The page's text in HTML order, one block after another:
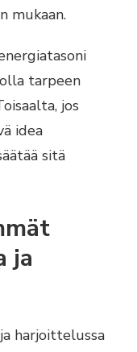
mukaan.
tarpeen
jos
idea
sitä
ja
harjoittelussa